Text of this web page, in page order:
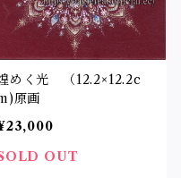
めく光 （12.2×12.2c
原画
OUT